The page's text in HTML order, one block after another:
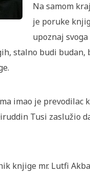
Na samom
je poruke
upoznaj
stalno budi budan,
imao je prevodilac
Tusi zaslužio
knjige mr. Lutfi